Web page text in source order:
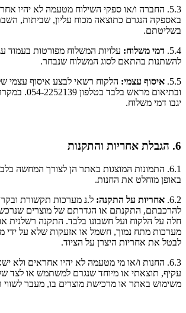
5.3. החברה ו/או ספקי השילוח מטעמה לא יהיו
באספקה הנגרם כתוצאה מכוח עליון, שביתות,
בשליטתם.
5.4. דמי משלוח: עלויות המשלוח מפורטות בעמוד
להשתנות בהתאם לסוג המשלוח שנבחר.
5.5. איסוף עצמי: הלקוח רשאי לבצע איסוף עצמי
ובתיאום מראש
יגבו דמי משלוח.
6. הגבלת אחריות והתקנות
6.1. התמונות המוצגות באתר הן לצורך המחשה
באופן מוחלט את החנות.
6.2. אחריות על התקנה: ל.נ מערכות תקשורת
להרכבתם, התקנתם או הגדרתם של מוצרים
חלה על הלקוח ועל חשבונו בלבד. התקנה רשלנית
מערכות מתח נמוך, חשמל או אזעקות שלא על ידי
לבטל את אחריות היצרן על הציוד.
6.3. החנות ו/או מי מטעמה לא יהיו אחראים ולא
עקיף, תוצאתי או מיוחד שנגרם למשתמש או לצד
משימוש באתר או מרכישת מוצרים בו, מעבר